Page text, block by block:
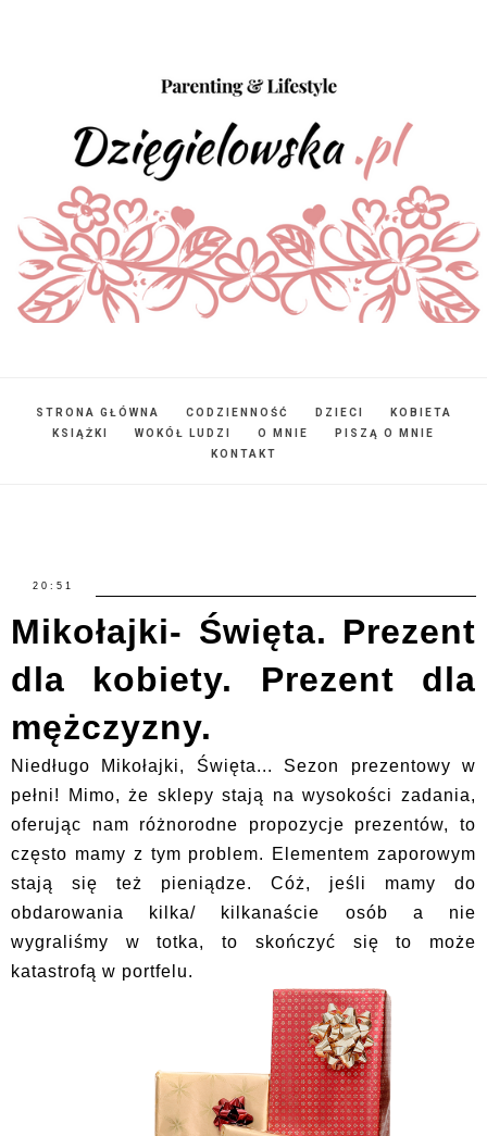
STRONA GŁÓWNA CODZIENNOŚĆ DZIECI
KOBIETA
KSIĄŻKI
WOKÓŁ LUDZI O MNIE
PISZĄ O MNIE
KONTAKT
20:51
Mikołajki- Święta. Prezent
dla kobiety. Prezent dla
mężczyzny.
Niedługo Mikołajki, Święta... Sezon prezentowy w
pełni! Mimo, że sklepy stają na wysokości zadania,
oferując nam różnorodne propozycje prezentów, to
często mamy z tym problem. Elementem zaporowym
stają się też pieniądze. Cóż, jeśli mamy do
obdarowania kilka/ kilkanaście osób a nie
wygraliśmy w totka, to skończyć się to może
katastrofą w portfelu.